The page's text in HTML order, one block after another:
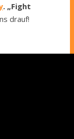
. „Fight
drauf!